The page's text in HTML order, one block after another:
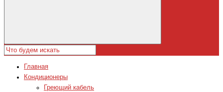
Главная
Кондиционеры
Греющий кабель